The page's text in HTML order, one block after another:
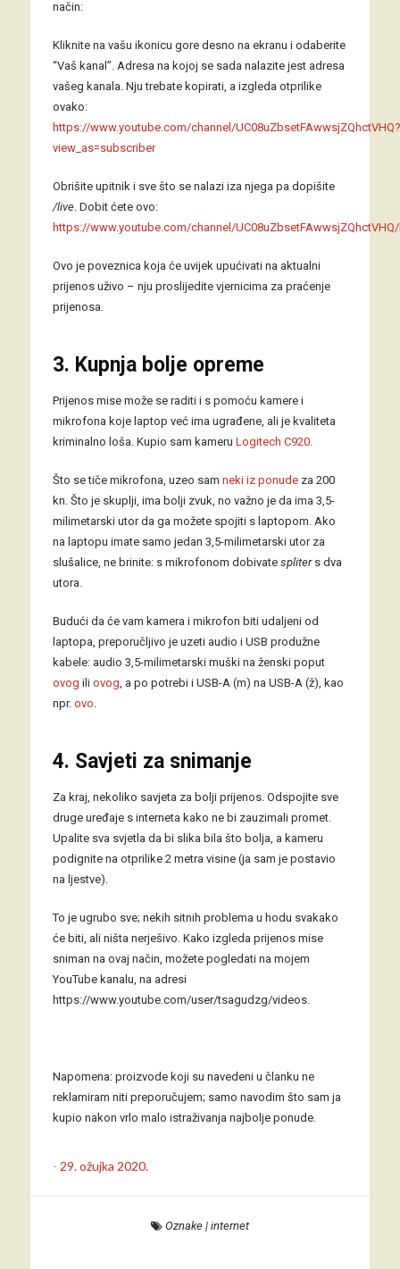
način:
Kliknite na vašu ikonicu gore desno na ekranu i odaberite
“Vaš kanal”. Adresa na kojoj se sada nalazite jest adresa
vašeg kanala. Nju trebate kopirati, a izgleda otprilike
ovako:
https://www.youtube.com/channel/UC08uZbsetFAwwsjZQhctVHQ?
view_as=subscriber
Obrišite upitnik i sve što se nalazi iza njega pa dopišite
/live. Dobit ćete ovo:
https://www.youtube.com/channel/
Ovo je poveznica koja će uvijek upućivati na aktualni
prijenos uživo – nju proslijedite vjernicima za praćenje
prijenosa.
3. Kupnja bolje opreme
Prijenos mise može se raditi i s pomoću kamere i
mikrofona koje laptop već ima ugrađene, ali je kvaliteta
kriminalno loša. Kupio sam kameru Logitech C920.
Što se tiče mikrofona, uzeo sam neki iz ponudeza 200
kn. Što je skuplji, ima bolji zvuk, no važno je da ima 3,5-
milimetarski utor da ga možete spojiti s laptopom. Ako
na laptopu imate samo jedan 3,5-milimetarski utor za
slušalice, ne brinite: s mikrofonom dobivate spliters dva
utora.
Budući da će vam kamera i mikrofon biti udaljeni od
laptopa, preporučljivo je uzeti audio i USB produžne
kabele: audio 3,5-milimetarski muški na ženski poput
ovog ili ovog , a po potrebi i USB-A (m) na USB-A (ž), kao
npr. ovo
4. Savjeti za snimanje
Za kraj, nekoliko savjeta za bolji prijenos. Odspojite sve
druge uređaje s interneta kako ne bi zauzimali promet.
Upalite sva svjetla da bi slika bila što bolja, a kameru
podignite na otprilike 2 metra visine (ja sam je postavio
na ljestve).
To je ugrubo sve; nekih sitnih problema u hodu svakako
će biti, ali ništa nerješivo. Kako izgleda prijenos mise
sniman na ovaj način, možete pogledati na mojem
YouTube kanalu, na adresi
https://www.youtube.com/user/tsagudzg/videos.
Napomena: proizvode koji su navedeni u članku ne
reklamiram niti preporučujem; samo navodim što sam ja
kupio nakon vrlo malo istraživanja najbolje ponude.
- 29. ožujka 2020.
Oznake| internet